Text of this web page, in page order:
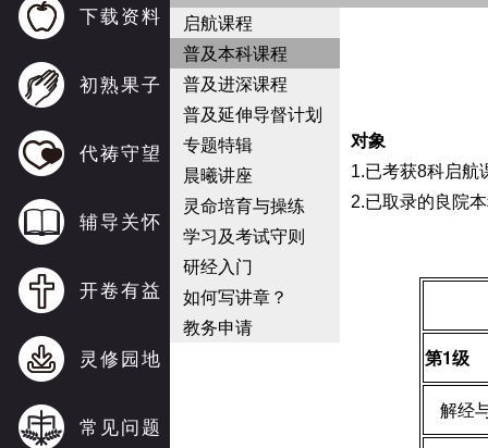
下载资料
初熟果子
代祷守望
辅导关怀
开卷有益
灵修园地
常见问题
启航课程
普及本科课程
普及进深课程
普及延伸导督计划
专题特辑
晨曦讲座
灵命培育与操练
学习及考试守则
研经入门
如何写讲章？
教务申请
对象
1.已考获8科启航
2.已取录的良院
第1级
解经